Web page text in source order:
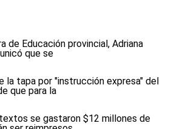
de Educación provincial, Adriana
que se
tapa por "instrucción expresa" del
que para la
se gastaron $12 millones de